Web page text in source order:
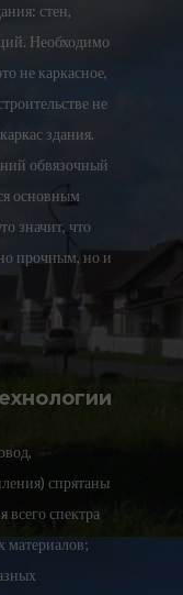
стен,
Необходимо
не каркасное,
не
здания.
обвязочный
основным
значит, что
прочным, но и
спрятаны
всего спектра
материалов;